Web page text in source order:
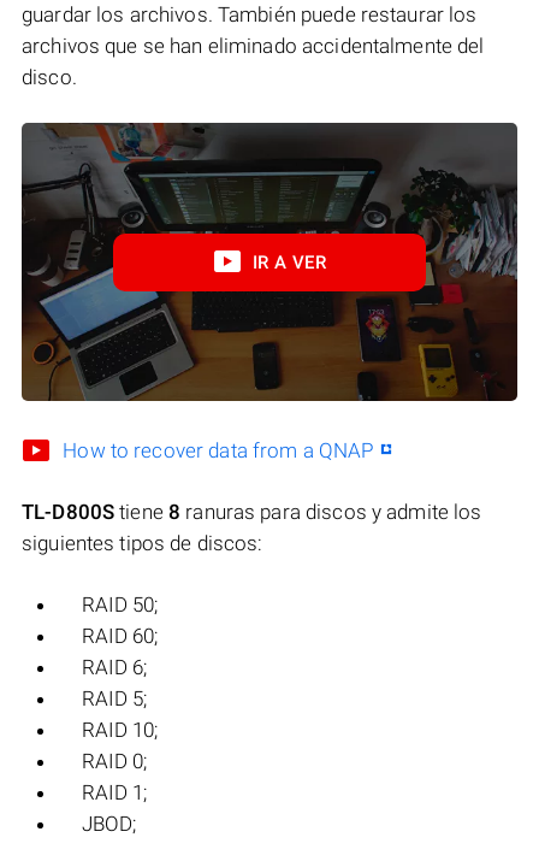
guardar los archivos. También puede restaurar los
archivos que se han eliminado accidentalmente del
disco.
IR A VER
How to recover data from a QNAP
TL-D800S tiene8 ranuras para discos y admite los
siguientes tipos de discos:
RAID 50;
RAID 60;
RAID 6;
RAID 5;
RAID 10;
RAID 0;
RAID 1;
JBOD;